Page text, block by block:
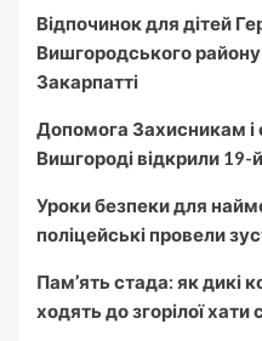
Відпочинок для дітей
Вишгородського
Закарпатті
Допомога Захисникам і
Вишгороді відкрили 19-
Уроки безпеки для
поліцейські провели
Пам’ять стада: як дикі
ходять до згорілої хати